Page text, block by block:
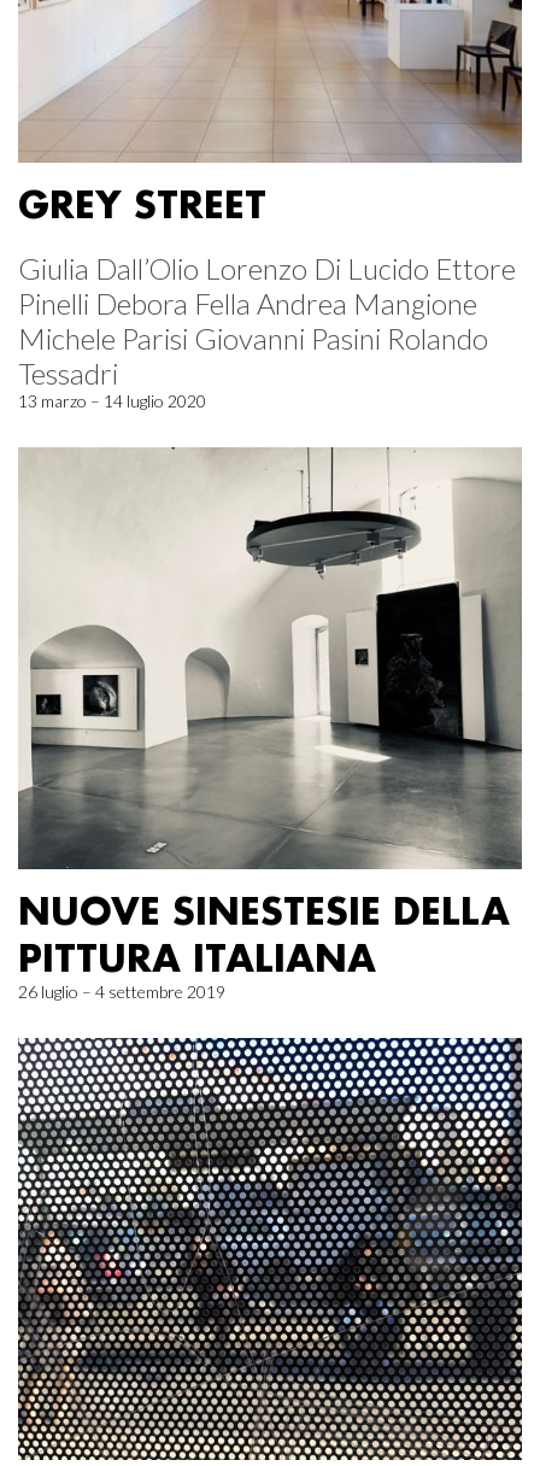
GREY STREET
Giulia Dall’Olio Lorenzo Di Lucido Ettore
Pinelli Debora Fella Andrea Mangione
Michele Parisi Giovanni Pasini Rolando
Tessadri
13 marzo – 14 luglio 2020
NUOVE SINESTESIE DELLA
PITTURA ITALIANA
26 luglio – 4 settembre 2019